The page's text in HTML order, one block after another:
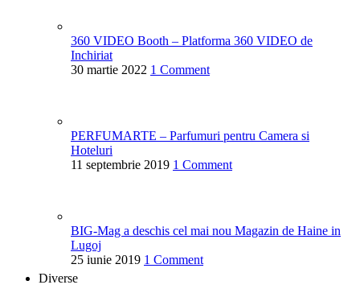
360 VIDEO Booth – Platforma 360 VIDEO de
Inchiriat
30 martie 2022 1 Comment
PERFUMARTE – Parfumuri pentru Camera si
Hoteluri
11 septembrie 2019 1 Comment
BIG-Mag a deschis cel mai nou Magazin de Haine in
Lugoj
25 iunie 2019 1 Comment
Diverse